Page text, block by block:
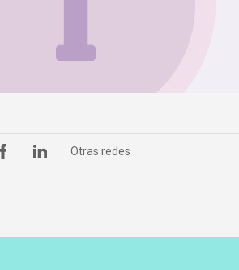
Otras redes